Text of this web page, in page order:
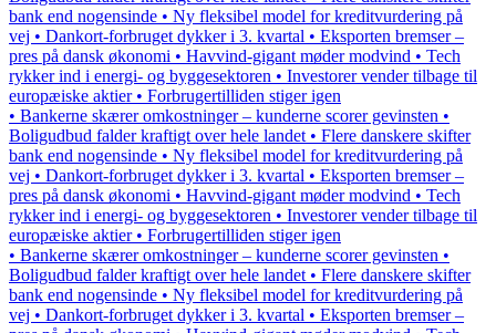
bank end nogensinde • Ny fleksibel model for kreditvurdering på
vej • Dankort-forbruget dykker i 3. kvartal • Eksporten bremser –
pres på dansk økonomi • Havvind-gigant møder modvind • Tech
rykker ind i energi- og byggesektoren • Investorer vender tilbage til
europæiske aktier • Forbrugertilliden stiger igen
• Bankerne skærer omkostninger – kunderne scorer gevinsten •
Boligudbud falder kraftigt over hele landet • Flere danskere skifter
bank end nogensinde • Ny fleksibel model for kreditvurdering på
vej • Dankort-forbruget dykker i 3. kvartal • Eksporten bremser –
pres på dansk økonomi • Havvind-gigant møder modvind • Tech
rykker ind i energi- og byggesektoren • Investorer vender tilbage til
europæiske aktier • Forbrugertilliden stiger igen
• Bankerne skærer omkostninger – kunderne scorer gevinsten •
Boligudbud falder kraftigt over hele landet • Flere danskere skifter
bank end nogensinde • Ny fleksibel model for kreditvurdering på
vej • Dankort-forbruget dykker i 3. kvartal • Eksporten bremser –